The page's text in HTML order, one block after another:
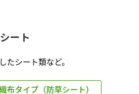
ート
たシート類など。
布タイプ（防草シート）